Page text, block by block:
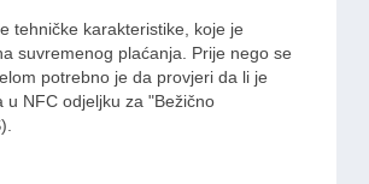
tehničke karakteristike, koje je
suvremenog plaćanja. Prije nego se
potrebno je da provjeri da li je
NFC odjeljku za "Bežično